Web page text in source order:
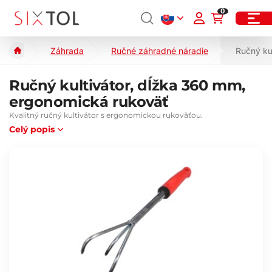
0
Záhrada Ručné záhradné náradie Ručný
Ručný kultivátor, dĺžka 360 mm,
ergonomická rukoväť
Kvalitný ručný kultivátor s ergonomickou rukoväťou.
Celý popis